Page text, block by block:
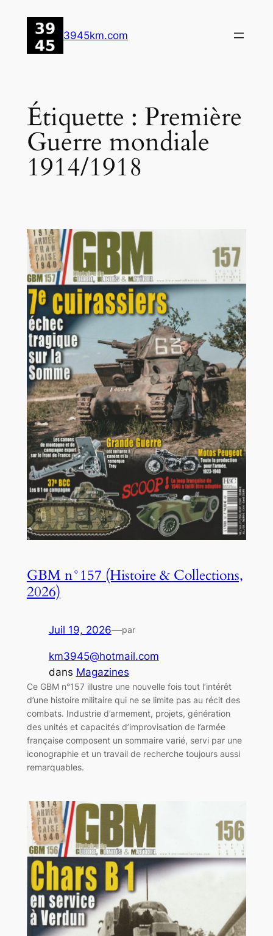
contenu
3945km.com
Étiquette : Première
Guerre mondiale
1914/1918
GBM n°157 (Histoire & Collections,
2026)
Juil 19, 2026—par
km3945@hotmail.com
dans Magazines
Ce GBM n°157 illustre une nouvelle fois tout l’intérêt
d’une histoire militaire qui ne se limite pas au récit des
combats. Industrie d’armement, projets, génération
des unités et capacités d’improvisation de l’armée
française composent un sommaire varié, servi par une
iconographie et un travail de recherche toujours aussi
remarquables.